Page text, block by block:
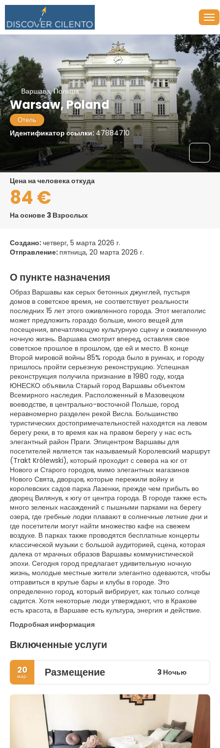
Варшава, Польша
Warsaw, Poland
Отель
Идентификатор ссылки: 47884710
цена на человека откуда
84 €
На основе 3 Взрослых
Создано:четверг, 5 марта 2026 г.
Отправление: пятница, 20 марта 2026 г.
О пункте назначения
Образ Варшавы как серых бетонных джунглей, пустыря
домов в советское время, не соответствует реальности
последних 15 лет этого оживленного города. Этот мегаполис
может предложить гораздо больше, много вещей для
посещения, впечатляющую культурную сцену и оживленную
ночную жизнь. Варшава смотрит вперед, оставляя свое
советское прошлое в прошлом, где ей и место. В конце
Второй мировой войны 85% города было в руинах, и городу
пришлось пройти серьезную реконструкцию. Успешная
реконструкция получила признание в 1980 году, когда
ЮНЕСКО объявила Старый город Варшавы объектом
Всемирного наследия. Расположенный в Мазовецком
воеводстве, в центрально-восточной Польше, город
неравномерно разделен рекой Висла. Большинство
туристических достопримечательностей находятся на левом
берегу реки, в то время как на правом берегу у нас есть
элегантный район Праги. Эпицентром Варшавы для
посетителей является так называемый Королевский маршрут
(Trakt Królewski), который проходит с севера на юг от
Нового и Старого городов, мимо элегантных магазинов
Нового Свята, дворцов, которые пережили войну и
королевских садов парка Лазенки, прежде чем прибыть во
дворец Вилянув, к югу от центра города. В городе также есть
много зеленых насаждений с пышными парками на берегу
озера, где гребные лодки плавают в солнечные летние дни и
где посетители могут найти множество кафе на свежем
воздухе. В парках также проводятся бесплатные концерты
классической музыки с большой аудиторией, сцена, которая
далека от мрачных образов Варшавы коммунистической
эпохи. Сегодня город предлагает удивительную ночную
жизнь, молодые местные жители элегантно одеваются, чтобы
отправиться в крутые бары и клубы в городе. Это
определенно город, который вибрирует, как только солнце
садится. Хотя некоторые люди утверждают, что в Кракове
есть красота, в Варшаве есть культура, энергия и действие.
Подробная информация
Включенные услуги
20
мар. Размещение 3 Ночью